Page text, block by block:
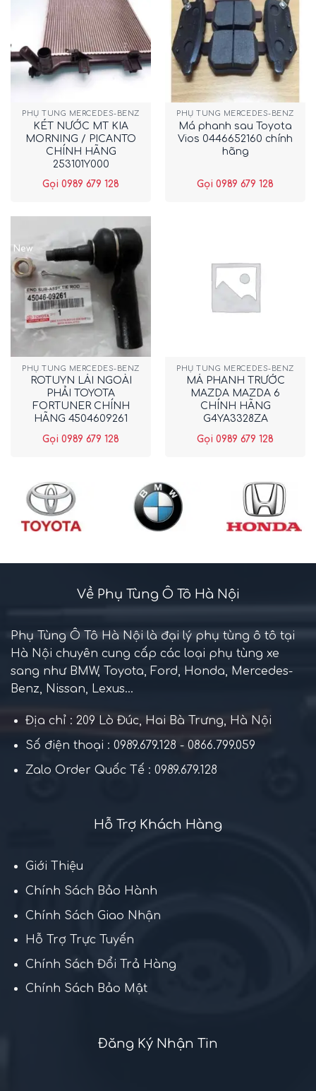
PHỤ TÙNG MERCEDES-BENZ
KÉT NƯỚC MT KIA
MORNING / PICANTO
CHÍNH HÃNG
253101Y000
Gọi 0989 679 128
PHỤ TÙNG MERCEDES-BENZ
Má phanh sau Toyota
Vios 0446652160 chính
hãng
Gọi 0989 679 128
New
PHỤ TÙNG MERCEDES-BENZ
ROTUYN LÁI NGOÀI
PHẢI TOYOTA
FORTUNER CHÍNH
HÃNG 4504609261
Gọi 0989 679 128
PHỤ TÙNG MERCEDES-BENZ
MÁ PHANH TRƯỚC
MAZDA MAZDA 6
CHÍNH HÃNG
G4YA3328ZA
Gọi 0989 679 128
Về Phụ Tùng Ô Tô Hà Nội
Phụ Tùng Ô Tô Hà Nội là đại lý phụ tùng ô tô tại
Hà Nội chuyên cung cấp các loại phụ tùng xe
sang như BMW, Toyota, Ford, Honda, Mercedes-
Benz, Nissan, Lexus...
Địa chỉ : 209 Lò Đúc, Hai Bà Trưng, Hà Nội
Số điện thoại : 0989.679.128 - 0866.799.059
Zalo Order Quốc Tế : 0989.679.128
Hỗ Trợ Khách Hàng
Giới Thiệu
Chính Sách Bảo Hành
Chính Sách Giao Nhận
Hỗ Trợ Trực Tuyến
Chính Sách Đổi Trả Hàng
Chính Sách Bảo Mật
Đăng Ký Nhận Tin